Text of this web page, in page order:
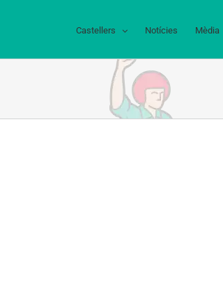
Castellers Notícies Mèdia